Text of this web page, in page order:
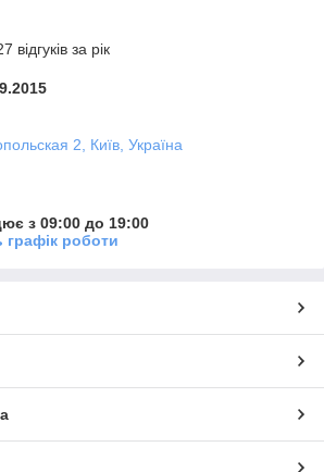
за рік
2, Київ, Україна
з 09:00 до 19:00
графік роботи